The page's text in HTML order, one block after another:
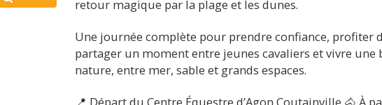
retour magique par la plage et les dunes.
Une journée complète pour prendre confiance, profiter
partager un moment entre jeunes cavaliers et vivre une
nature, entre mer, sable et grands espaces.